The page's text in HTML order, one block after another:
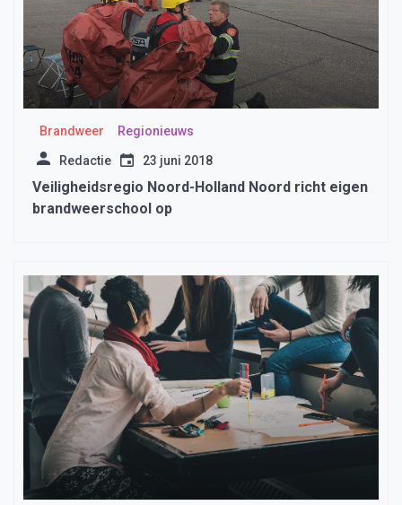
Brandweer Regionieuws
Redactie 23 juni 2018
Veiligheidsregio Noord-Holland Noord richt eigen
brandweerschool op